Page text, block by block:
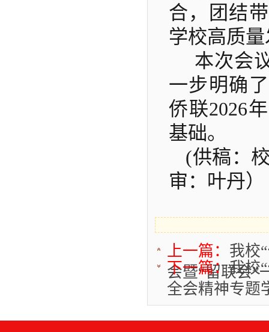
合，团结
学校高质
本次会
一步明确
侨联2026
基础。
(供稿：
审：叶丹）
上一篇： 我校
会暨“留联会”
下一篇：我校
全会精神专题